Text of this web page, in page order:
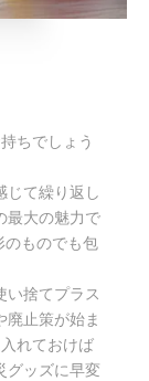
ちでしょう
じて繰り返し
最大の魅力で
のものでも包
い捨てプラス
廃止策が始ま
れておけば
グッズに早変